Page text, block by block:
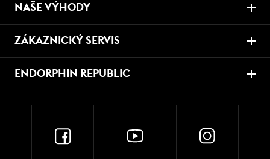
NAŠE VÝHODY
ZÁKAZNICKÝ SERVIS
ENDORPHIN REPUBLIC